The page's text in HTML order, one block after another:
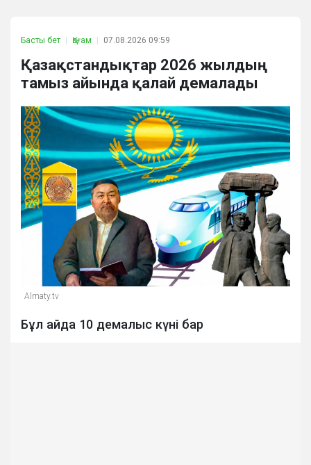
Басты бет Қоғам 07.08.2026 09:59
Қазақстандықтар 2026 жылдың
тамыз айында қалай демалады
Almaty.tv
Бұл айда 10 демалыс күні бар